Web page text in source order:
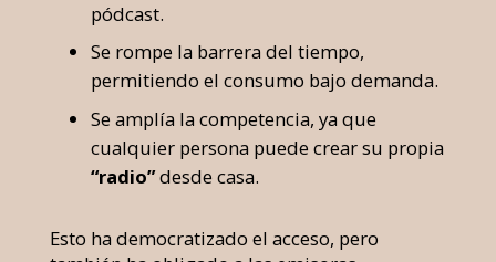
pódcast.
Se rompe la barrera del tiempo,
permitiendo el consumo bajo demanda.
Se amplía la competencia, ya que
cualquier persona puede crear su propia
“radio”desde casa.
Esto ha democratizado el acceso, pero